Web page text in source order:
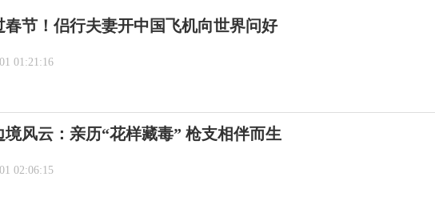
春节！侣行夫妻开中国飞机向世界问好
01:21:16
境风云：亲历“花样藏毒” 枪支相伴而生
02:06:15